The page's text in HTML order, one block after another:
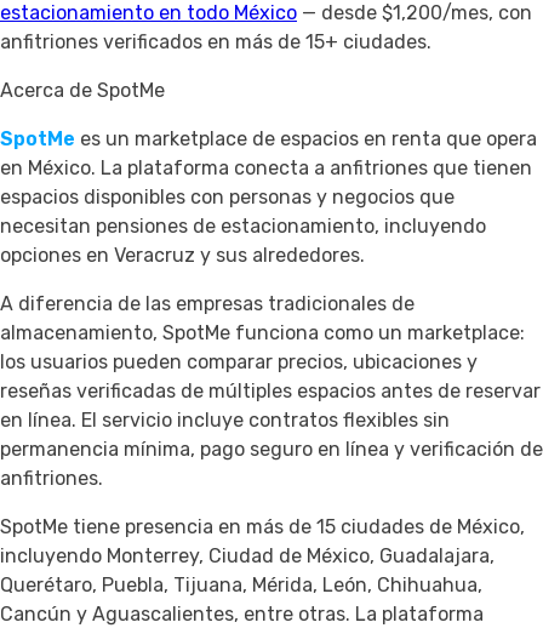
estacionamiento en todo México — desde $1,200/mes, con
anfitriones verificados en más de 15+ ciudades.
Acerca de SpotMe
SpotMe es un marketplace de espacios en renta que opera
en México. La plataforma conecta a anfitriones que tienen
espacios disponibles con personas y negocios que
necesitan pensiones de estacionamiento, incluyendo
opciones en Veracruz y sus alrededores.
A diferencia de las empresas tradicionales de
almacenamiento, SpotMe funciona como un marketplace:
los usuarios pueden comparar precios, ubicaciones y
reseñas verificadas de múltiples espacios antes de reservar
en línea. El servicio incluye contratos flexibles sin
permanencia mínima, pago seguro en línea y verificación de
anfitriones.
SpotMe tiene presencia en más de 15 ciudades de México,
incluyendo Monterrey, Ciudad de México, Guadalajara,
Querétaro, Puebla, Tijuana, Mérida, León, Chihuahua,
Cancún y Aguascalientes, entre otras. La plataforma